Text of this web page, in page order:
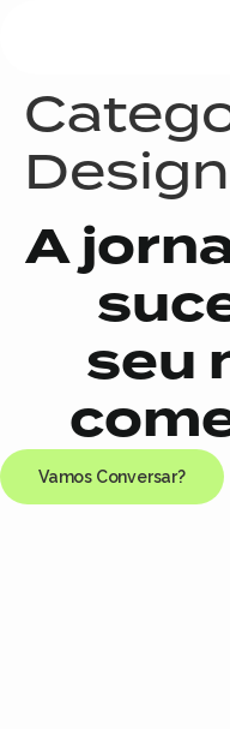
Design
A
seu
Vamos Conversar?